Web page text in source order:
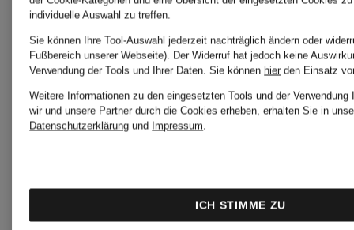
Schuhe
GHOST
TRAIL
149,99 €
GHOST
18
149,99 €
individuelle Auswahl zu treffen.
Sie können Ihre Tool-Auswahl jederzeit nachträglich ändern oder
Fußbereich unserer Webseite). Der Widerruf hat jedoch keine
Verwendung der Tools und Ihrer Daten. Sie können hier den Einsatz
Weitere Informationen zu den eingesetzten Tools und der Verwendung
wir und unsere Partner durch die Cookies erheben, erhalten Sie in
Datenschutzerklärung und Impressum.
ICH STIMME ZU